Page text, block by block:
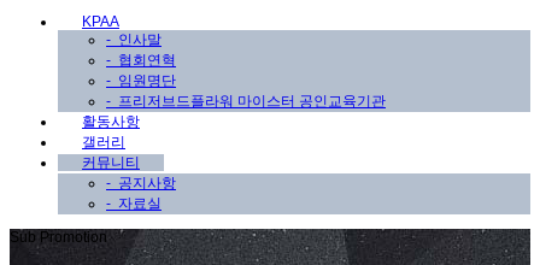
KPAA
- 인사말
- 협회연혁
- 임원명단
- 프리저브드플라워 마이스터 공인교육기관
활동사항
갤러리
커뮤니티
- 공지사항
- 자료실
Sub Promotion